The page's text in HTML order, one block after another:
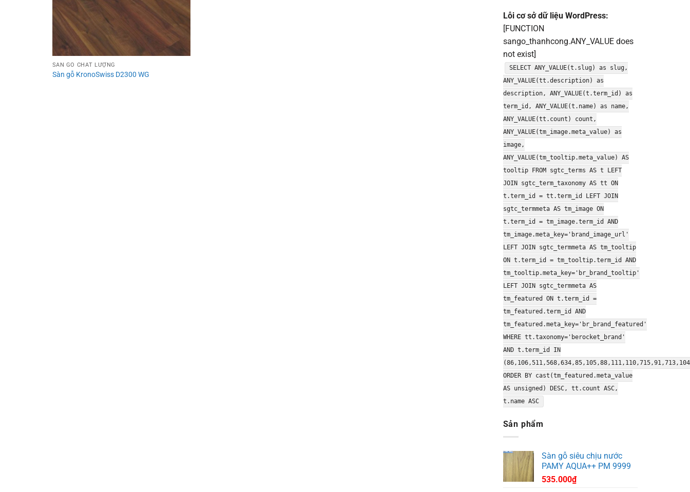
SÀN GỖ CHẤT LƯỢNG
Sàn gỗ KronoSwiss D2300 WG
Lỗi cơ sở dữ liệu WordPress:
[FUNCTION
sango_thanhcong.ANY_VALUE does
not exist]
SELECT ANY_VALUE(t.slug) as slug,
ANY_VALUE(tt.description) as
description, ANY_VALUE(t.term_id) as
term_id, ANY_VALUE(t.name) as name,
ANY_VALUE(tt.count) count,
ANY_VALUE(tm_image.meta_value) as
image,
ANY_VALUE(tm_tooltip.meta_value) AS
tooltip FROM sgtc_terms AS t LEFT
JOIN sgtc_term_taxonomy AS tt ON
t.term_id = tt.term_id LEFT JOIN
sgtc_termmeta AS tm_image ON
t.term_id = tm_image.term_id AND
tm_image.meta_key='brand_image_url'
LEFT JOIN sgtc_termmeta AS tm_tooltip
ON t.term_id = tm_tooltip.term_id AND
tm_tooltip.meta_key='br_brand_tooltip'
LEFT JOIN sgtc_termmeta AS
tm_featured ON t.term_id =
tm_featured.term_id AND
tm_featured.meta_key='br_brand_featured'
WHERE tt.taxonomy='berocket_brand'
AND t.term_id IN
ORDER BY cast(tm_featured.meta_value
AS unsigned) DESC, tt.count ASC,
t.name ASC
Sản phẩm
Sàn gỗ siêu chịu nước
PAMY AQUA++ PM 9999
535.000₫